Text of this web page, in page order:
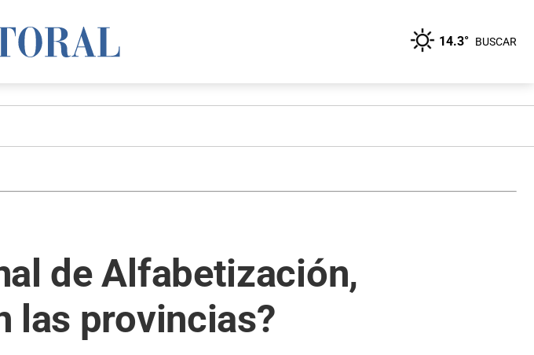
14.3° BUSCAR
de Alfabetización,
las provincias?